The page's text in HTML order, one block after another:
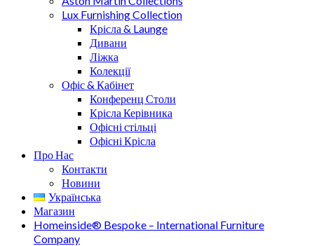
Lux Furnishing Collection
Крісла & Launge
Дивани
Ліжка
Колекції
Офіс & Кабінет
Конференц Столи
Крісла Керівника
Офісні стільці
Офісні Крісла
Про Нас
Контакти
Новини
Українська
Магазин
Homeinside® Bespoke – International Furniture
Company